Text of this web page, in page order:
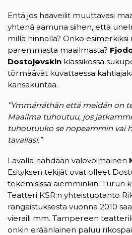
Entä jos haaveilit muuttavasi
yhtenä aamuna siihen, että
millä hinnalla? Onko
paremmasta maailmasta?
Dostojevskin klassikossa
törmäävät kuvattaessa
kansakuntaa.
”Ymmärräthän että meidän on
Maailma tuhoutuu, jos
tuhoutuuko se nopeammin vai
tavallasi.”
Lavalla nähdään valovoimainen
Esityksen tekijät ovat olleet
tekemisissä aiemminkin. Turun
Teatteri KSR:n yhteistuotanto
rangaistuksesta vuonna 2010
vieraili mm. Tampereen
onkin eräänlainen paluu